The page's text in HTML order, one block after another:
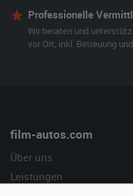
Professionelle
Wir beraten und
vor Ort, inkl. Betreuung
film-autos.com
Über uns
Leistungen